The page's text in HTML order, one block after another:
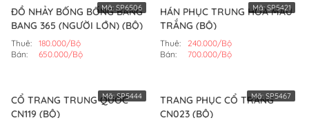
ĐỒ NHẢY BỐNG BỐNG BANG
BANG 365 (NGƯỜI LỚN) (BỘ)
Thuê:
180.000/Bộ
Bán:
650.000/Bộ
Mã: SP6506
HÁN PHỤC TRUNG HOA MÀU
TRẮNG (BỘ)
Thuê:
240.000/Bộ
Bán:
700.000/Bộ
Mã:SP5421
CỔ TRANG TRUNG QUỐC
CN119 (BỘ)
Mã:SP5444
TRANG PHỤC CỔ TRANG
CN023 (BỘ)
Mã: SP5467